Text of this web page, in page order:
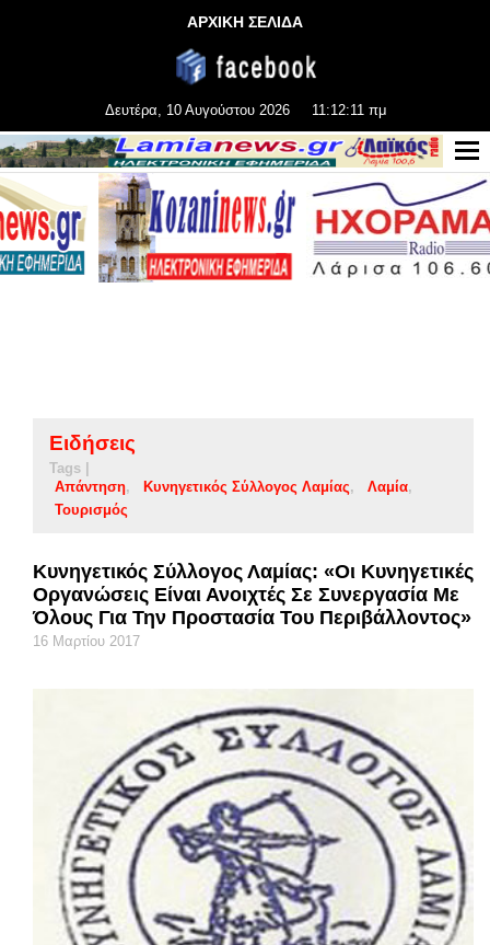
ΑΡΧΙΚΗ ΣΕΛΙΔΑ
Δευτέρα, 10 Αυγούστου 2026 11:12:12 πμ
Ειδήσεις
Tags |
Απάντηση
Κυνηγετικός Σύλλογος Λαμίας
Λαμία
Τουρισμός
Κυνηγετικός Σύλλογος Λαμίας: «Οι Κυνηγετικές
Οργανώσεις Είναι Ανοιχτές Σε Συνεργασία Με
Όλους Για Την Προστασία Του Περιβάλλοντος»
16 Μαρτίου 2017